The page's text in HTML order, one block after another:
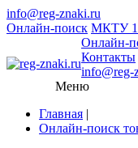
info@reg-znaki.ru
Онлайн-поиск МКТУ
Онлайн-
Контакты
info@reg-
Меню
Главная |
Онлайн-поиск